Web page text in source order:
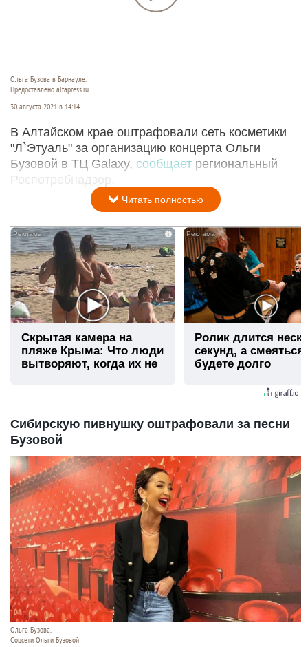
Ольга Бузова в Барнауле.
Предоставлено altapress.ru
30 августа 2021 в 14:14
В Алтайском крае оштрафовали сеть косметики
"Л`Этуаль" за организацию концерта Ольги
Бузовой в ТЦ Galaxy, сообщает региональный
Роспотребнадзор.
Читать полностью
i
Скрытая камера на
пляже Крыма: Что люди
вытворяют, когда их не
Ролик длится
секунд, а
будете долго
Сибирскую пивнушку оштрафовали за песни
Бузовой
Ольга Бузова.
Соцсети Ольги Бузовой